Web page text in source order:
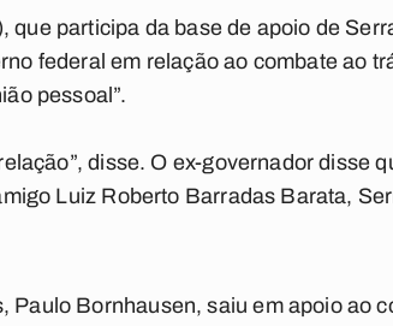
participa da base de apoio de
federal em relação ao combate ao
pessoal”.
disse. O ex-governador disse
Luiz Roberto Barradas Barata,
Paulo Bornhausen, saiu em apoio ao